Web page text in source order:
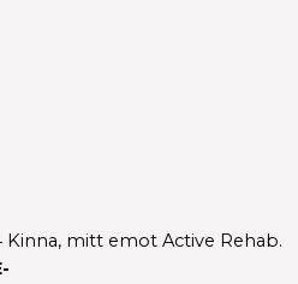
Kinna, mitt emot Active Rehab.